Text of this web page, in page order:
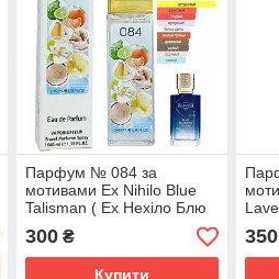
Парфум № 084 за
мотивами Ex Nihilo Blue
Talisman ( Ех Нехіло Блю
ТалІсман ) 40 мл
300₴
Купити
350